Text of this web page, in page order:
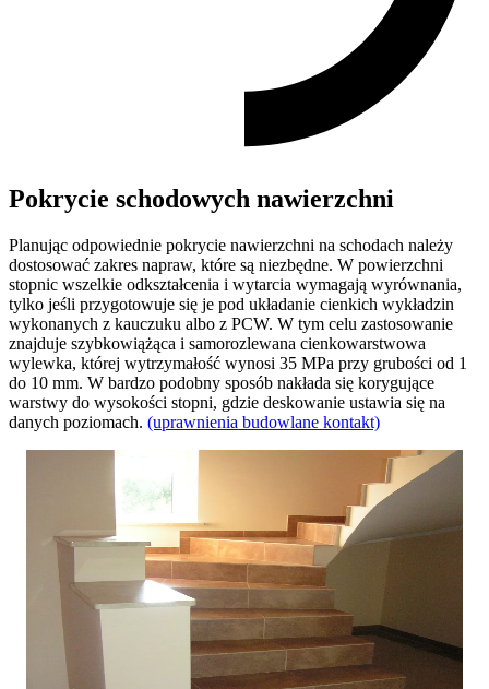
Pokrycie schodowych nawierzchni
Planując odpowiednie pokrycie nawierzchni na schodach należy
dostosować zakres napraw, które są niezbędne. W powierzchni
stopnic wszelkie odkształcenia i wytarcia wymagają wyrównania,
tylko jeśli przygotowuje się je pod układanie cienkich wykładzin
wykonanych z kauczuku albo z PCW. W tym celu zastosowanie
znajduje szybkowiążąca i samorozlewana cienkowarstwowa
wylewka, której wytrzymałość wynosi 35 MPa przy grubości od 1
do 10 mm. W bardzo podobny sposób nakłada się korygujące
warstwy do wysokości stopni, gdzie deskowanie ustawia się na
danych poziomach. (uprawnienia budowlane kontakt)